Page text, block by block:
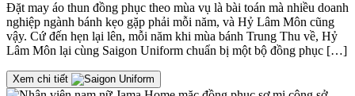
Đặt may áo thun đồng phục theo mùa vụ là bài toán mà nhiều doanh
nghiệp ngành bánh kẹo gặp phải mỗi năm, và Hỷ Lâm Môn cũng
vậy. Cứ đến hẹn lại lên, mỗi năm khi mùa bánh Trung Thu về, Hỷ
Lâm Môn lại cùng Saigon Uniform chuẩn bị một bộ đồng phục […]
Xem chi tiết